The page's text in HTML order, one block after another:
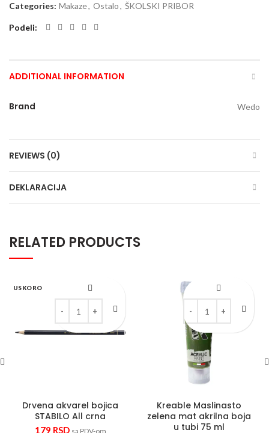
Categories: Makaze, Ostalo, ŠKOLSKI PRIBOR
Podeli
ADDITIONAL INFORMATION
Brand Wedo
REVIEWS (0)
DEKLARACIJA
RELATED PRODUCTS
USKORO
Drvena akvarel bojica
STABILO All crna
179 RSD sa PDV-om
Drvena akvarel bojica STABILO All crna quantity
Kreable Maslinasto
zelena mat akrilna boja
u tubi 75 ml
Kreable Maslinasto